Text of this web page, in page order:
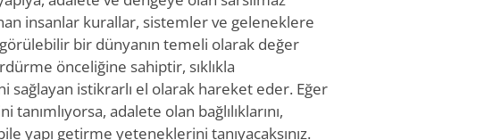
insanlar kurallar, sistemler ve geleneklere
bir dünyanın temeli olarak değer
önceliğine sahiptir, sıklıkla
istikrarlı el olarak hareket eder. Eğer
tanımlıyorsa, adalete olan bağlılıklarını,
yapı getirme yeteneklerini tanıyacaksınız.